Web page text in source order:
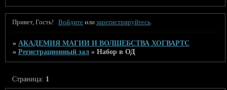
Привет, Гость! Войдите илизарегистрируйтесь.
» АКАДЕМИЯ МАГИИ И ВОЛШЕБСТВА ХОГВАРТС
»Регистрационный зал »Набор в ОД
Страница: 1